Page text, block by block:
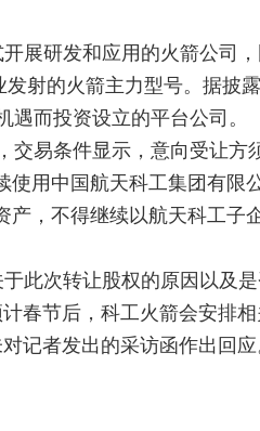
展研发和应用的火箭公司
射的火箭主力型号。据披
而投资设立的平台公司。
交易条件显示，意向受让方
使用中国航天科工集团有限
产，不得继续以航天科工子
此次转让股权的原因以及
春节后，科工火箭会安排
记者发出的采访函作出回应